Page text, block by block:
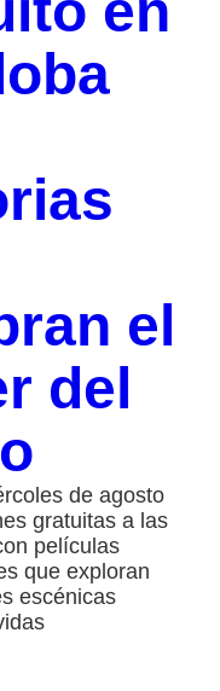
el
del
de agosto
gratuitas a las
películas
que exploran
escénicas